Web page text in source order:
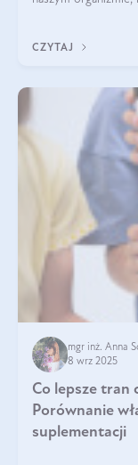
bardziej biodostępny
CZYTAJ
mgr inż. Anna
8 wrz 2025
Co lepsze tran
Porównanie
suplementacji